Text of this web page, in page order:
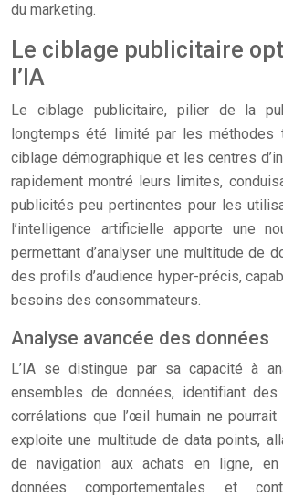
du marketing.
Le ciblage publicitaire
l’IA
Le ciblage publicitaire, pilier de la
longtemps été limité par les méthodes
ciblage démographique et les centres
rapidement montré leurs limites,
publicités peu pertinentes pour les
l’intelligence artificielle apporte une
permettant d’analyser une multitude de
des profils d’audience hyper-précis,
besoins des consommateurs.
Analyse avancée des données
L’IA se distingue par sa capacité à
ensembles de données, identifiant
corrélations que l’œil humain ne pourrait
exploite une multitude de data points,
de navigation aux achats en ligne,
données comportementales et